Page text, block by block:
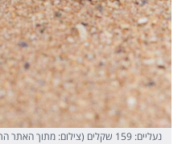
נעליים: 159 שקלים (צילום: מתוך האתר הרשמי)